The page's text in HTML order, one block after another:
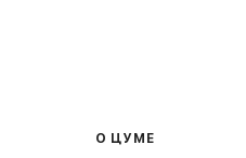
О ЦУМЕ